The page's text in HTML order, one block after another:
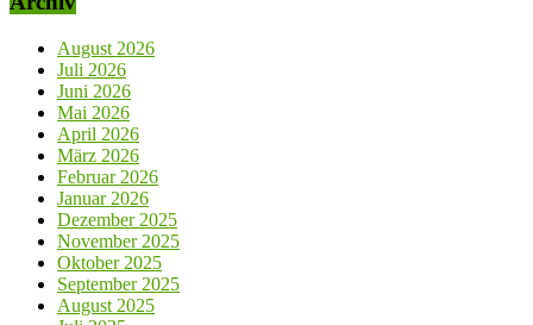
August 2026
Juli 2026
Juni 2026
Mai 2026
April 2026
März 2026
Februar 2026
Januar 2026
Dezember 2025
November 2025
Oktober 2025
September 2025
August 2025